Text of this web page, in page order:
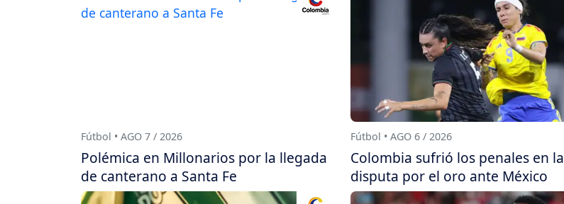
Fútbol • AGO 7 / 2026
Polémica en Millonarios por la llegada
de canterano a Santa Fe
Fútbol • AGO 6 / 2026
Colombia sufrió los penales en la
disputa por el oro ante México